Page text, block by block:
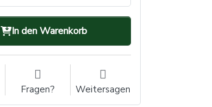
In den Warenkorb
Fragen? Weitersagen